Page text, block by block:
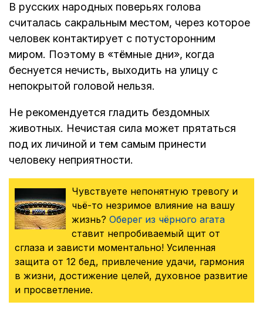
В русских народных поверьях голова
считалась сакральным местом, через которое
человек контактирует с потусторонним
миром. Поэтому в «тёмные дни», когда
беснуется нечисть, выходить на улицу с
непокрытой головой нельзя.
Не рекомендуется гладить бездомных
животных. Нечистая сила может прятаться
под их личиной и тем самым принести
человеку неприятности.
Чувствуете непонятную тревогу и
чьё-то незримое влияние на вашу
жизнь? Оберег из чёрного агата
ставит непробиваемый щит от
сглаза и зависти моментально! Усиленная
защита от 12 бед, привлечение удачи, гармония
в жизни, достижение целей, духовное развитие
и просветление.